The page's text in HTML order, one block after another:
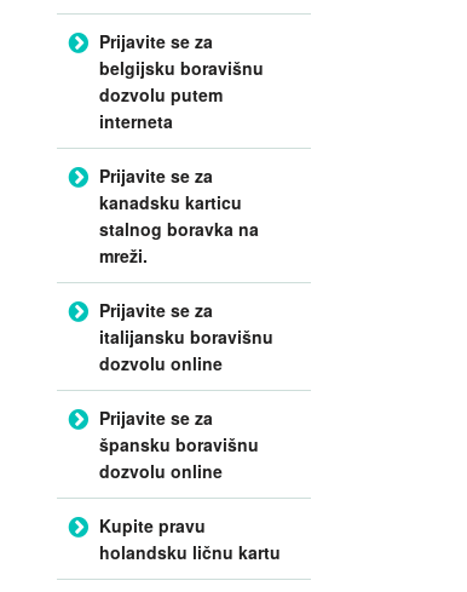
Prijavite se za
belgijsku boravišnu
dozvolu putem
interneta
Prijavite se za
kanadsku karticu
stalnog boravka na
mreži.
Prijavite se za
italijansku boravišnu
dozvolu online
Prijavite se za
špansku boravišnu
dozvolu online
Kupite pravu
holandsku ličnu kartu